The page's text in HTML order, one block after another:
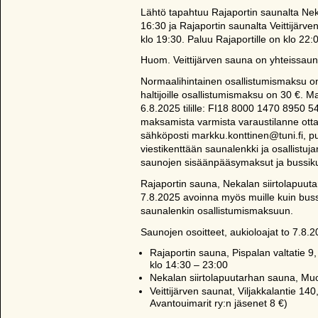
Lähtö tapahtuu Rajaportin saunalta
16:30 ja Rajaportin saunalta
klo 19:30. Paluu Rajaportille on klo
Huom. Veittijärven sauna on
Normaalihintainen osallistumismaksu
haltijoille osallistumismaksu on 30 €.
6.8.2025 tilille: FI18 8000 1470 8950
maksamista varmista varaustilanne
sähköposti markku.konttinen@tuni.fi,
viestikenttään saunalenkki ja
saunojen sisäänpääsymaksut ja
Rajaportin sauna, Nekalan
7.8.2025 avoinna myös muille kuin
saunalenkin osallistumismaksuun.
Saunojen osoitteet, aukioloajat to
Rajaportin sauna, Pispalan valtatie
klo 14:30 – 23:00
Nekalan siirtolapuutarhan sauna,
Veittijärven saunat, Viljakkalantie
Avantouimarit ry:n jäsenet 8 €)